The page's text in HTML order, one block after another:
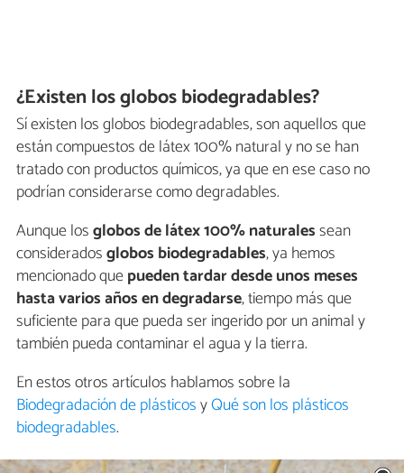
¿Existen los globos biodegradables?
Sí existen los globos biodegradables, son aquellos que
están compuestos de látex 100% natural y no se han
tratado con productos químicos, ya que en ese caso no
podrían considerarse como degradables.
Aunque losglobos de látex 100% naturalessean
consideradosglobos biodegradables, ya hemos
mencionado quepueden tardar desde unos meses
hasta varios años en degradarse, tiempo más que
suficiente para que pueda ser ingerido por un animal y
también pueda contaminar el agua y la tierra.
En estos otros artículos hablamos sobre la
Biodegradación de plásticosyQué son los plásticos
biodegradables.